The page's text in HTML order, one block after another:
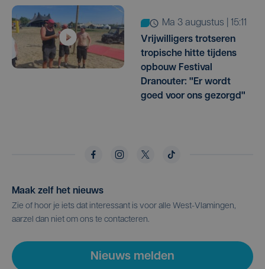
ma 3 augustus | 15:11
Vrijwilligers trotseren
tropische hitte tijdens
opbouw Festival
Dranouter: "Er wordt
goed voor ons gezorgd"
Maak zelf het nieuws
Zie of hoor je iets dat interessant is voor alle West-Vlamingen,
aarzel dan niet om ons te contacteren.
Nieuws melden